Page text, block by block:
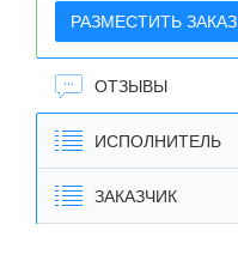
РАЗМЕСТИТЬ ЗАКАЗ
ОТЗЫВЫ
ИСПОЛНИТЕЛЬ
ЗАКАЗЧИК